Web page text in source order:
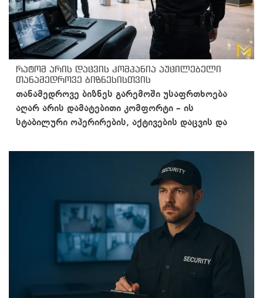
რატომ არის დაცვის კომპანია აუცილებელი
თანამედროვე ბიზნესისთვის
თანამედროვე ბიზნეს გარემოში უსაფრთხოება
აღარ არის დამატებითი კომფორტი – ის
სტაბილური ოპერირების, აქტივების დაცვის და